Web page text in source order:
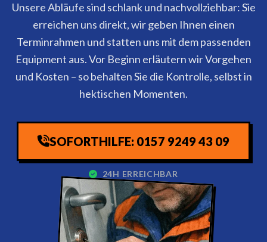
Unsere Abläufe sind schlank und nachvollziehbar: Sie
erreichen uns direkt, wir geben Ihnen einen
Terminrahmen und statten uns mit dem passenden
Equipment aus. Vor Beginn erläutern wir Vorgehen
und Kosten – so behalten Sie die Kontrolle, selbst in
hektischen Momenten.
SOFORTHILFE: 0157 9249 43 09
24H ERREICHBAR